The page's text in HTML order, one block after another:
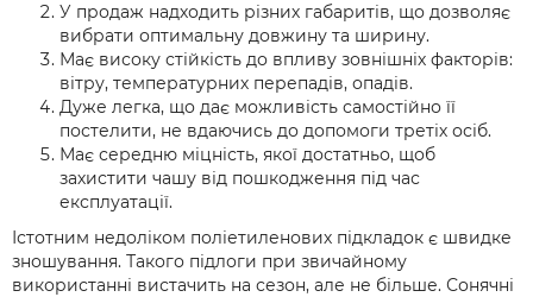
У продаж надходить різних габаритів, що дозволяє
вибрати оптимальну довжину та ширину.
Має високу стійкість до впливу зовнішніх факторів:
вітру, температурних перепадів, опадів.
Дуже легка, що дає можливість самостійно її
постелити, не вдаючись до допомоги третіх осіб.
Має середню міцність, якої достатньо, щоб
захистити чашу від пошкодження під час
експлуатації.
Істотним недоліком поліетиленових підкладок є швидке
зношування. Такого підлоги при звичайному
використанні вистачить на сезон, але не більше. Сонячні